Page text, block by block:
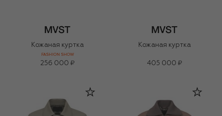
Кожаная куртка
FASHION SHOW
256 000 ₽
Кожаная куртка
405 000 ₽